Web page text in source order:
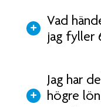
Vad
jag fyller
Jag har
högre